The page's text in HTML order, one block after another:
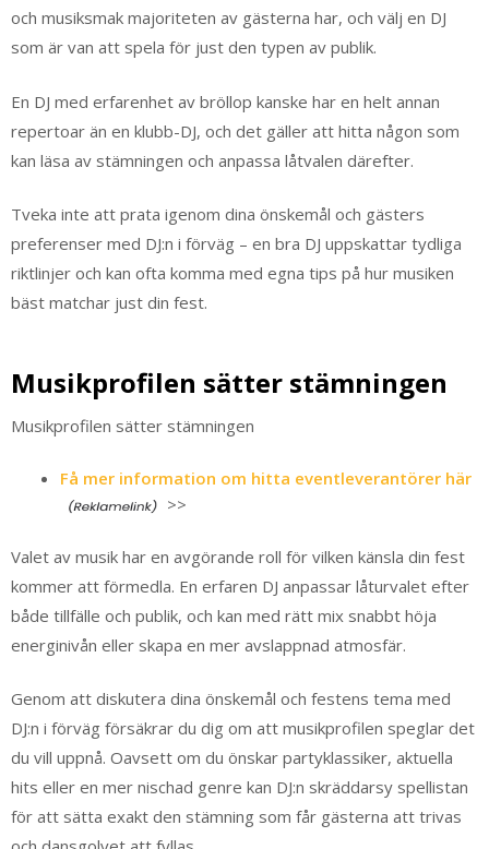
och musiksmak majoriteten av gästerna har, och välj en DJ
som är van att spela för just den typen av publik.
En DJ med erfarenhet av bröllop kanske har en helt annan
repertoar än en klubb-DJ, och det gäller att hitta någon som
kan läsa av stämningen och anpassa låtvalen därefter.
Tveka inte att prata igenom dina önskemål och gästers
preferenser med DJ:n i förväg – en bra DJ uppskattar tydliga
riktlinjer och kan ofta komma med egna tips på hur musiken
bäst matchar just din fest.
Musikprofilen sätter stämningen
Musikprofilen sätter stämningen
Få mer information om hitta eventleverantörer här
>>
Valet av musik har en avgörande roll för vilken känsla din fest
kommer att förmedla. En erfaren DJ anpassar låturvalet efter
både tillfälle och publik, och kan med rätt mix snabbt höja
energinivån eller skapa en mer avslappnad atmosfär.
Genom att diskutera dina önskemål och festens tema med
DJ:n i förväg försäkrar du dig om att musikprofilen speglar det
du vill uppnå. Oavsett om du önskar partyklassiker, aktuella
hits eller en mer nischad genre kan DJ:n skräddarsy spellistan
för att sätta exakt den stämning som får gästerna att trivas